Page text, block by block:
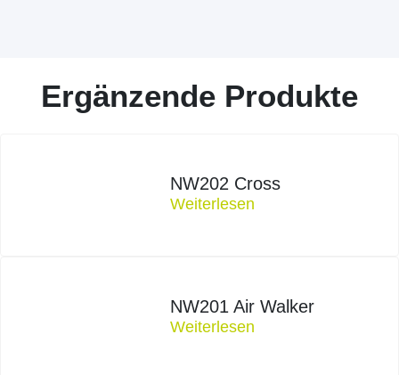
Ergänzende Produkte
NW202 Cross
Weiterlesen
NW201 Air Walker
Weiterlesen